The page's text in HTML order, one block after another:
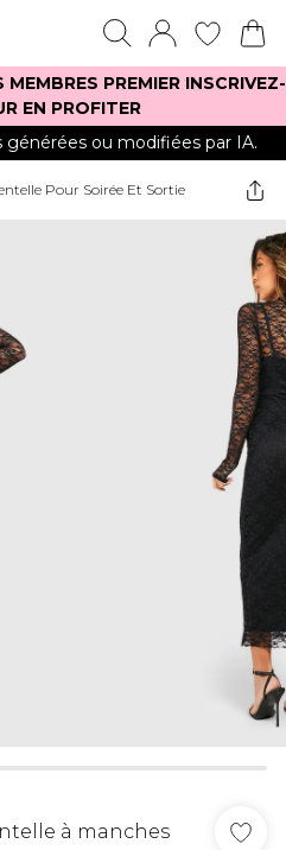
PREMIER INSCRIVEZ-
EN PROFITER
générées ou modifiées par IA.
Pour Soirée Et Sortie
à manches